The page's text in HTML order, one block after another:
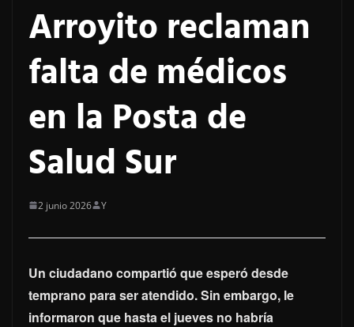
Arroyito reclaman
falta de médicos
en la Posta de
Salud Sur
2 junio 2026 Y
Un ciudadano compartió que esperó desde
temprano para ser atendido. Sin embargo, le
informaron que hasta el jueves no habría